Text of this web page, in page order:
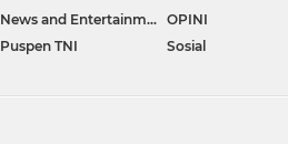
News and Entertainment OPINI
Puspen TNI Sosial